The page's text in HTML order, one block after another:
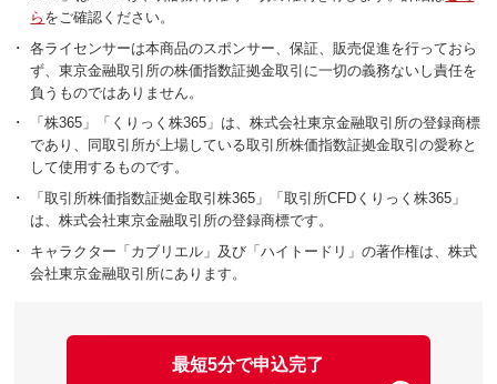
ら をご確認ください。
･
各ライセンサーは本商品のスポンサー、保証、販売促進を行っておら
ず、東京金融取引所の株価指数証拠金取引に一切の義務ないし責任を
負うものではありません。
･
「株365」「くりっく株365」は、株式会社東京金融取引所の登録商標
であり、同取引所が上場している取引所株価指数証拠金取引の愛称と
して使用するものです。
･
「取引所株価指数証拠金取引株365」「取引所CFDくりっく株365」
は、株式会社東京金融取引所の登録商標です。
･
キャラクター「カブリエル」及び「ハイトードリ」の著作権は、株式
会社東京金融取引所にあります。
最短5分で申込完了